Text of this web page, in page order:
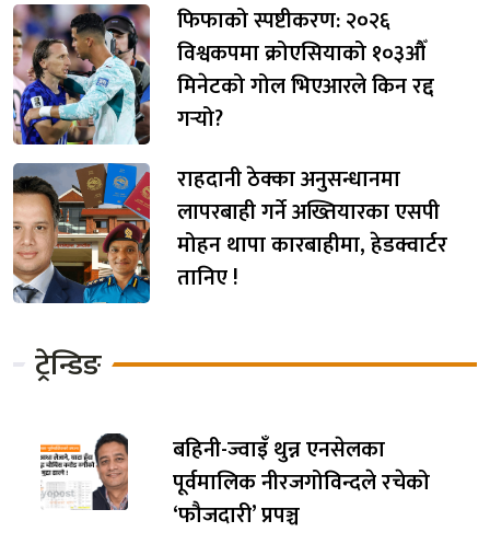
फिफाको स्पष्टीकरण: २०२६
विश्वकपमा क्रोएसियाको १०३औँ
मिनेटको गोल भिएआरले किन रद्द
गर्‍यो?
राहदानी ठेक्का अनुसन्धानमा
लापरबाही गर्ने अख्तियारका एसपी
मोहन थापा कारबाहीमा, हेडक्वार्टर
तानिए !
ट्रेन्डिङ
बहिनी-ज्वाइँ थुन्न एनसेलका
पूर्वमालिक नीरजगोविन्दले रचेको
‘फौजदारी’ प्रपञ्च